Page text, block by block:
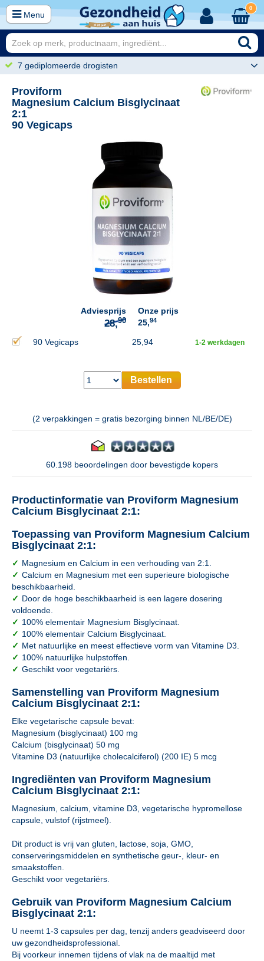
Menu
0
7 gediplomeerde drogisten
Proviform
Magnesium Calcium Bisglycinaat
2:1
90 Vegicaps
Adviesprijs
28,90
Onze prijs
25,94
90 Vegicaps 25,94 1-2 werkdagen
Bestellen
(2 verpakkingen = gratis bezorging binnen NL/BE/DE)
60.198 beoordelingen door bevestigde kopers
Productinformatie van Proviform Magnesium
Calcium Bisglycinaat 2:1:
Toepassing van Proviform Magnesium Calcium
Bisglycinaat 2:1:
✓ Magnesium en Calcium in een verhouding van 2:1.
✓ Calcium en Magnesium met een superieure biologische
beschikbaarheid.
✓ Door de hoge beschikbaarheid is een lagere dosering
voldoende.
✓ 100% elementair Magnesium Bisglycinaat.
✓ 100% elementair Calcium Bisglycinaat.
✓ Met natuurlijke en meest effectieve vorm van Vitamine D3.
✓ 100% natuurlijke hulpstoffen.
✓ Geschikt voor vegetariërs.
Samenstelling van Proviform Magnesium
Calcium Bisglycinaat 2:1:
Elke vegetarische capsule bevat:
Magnesium (bisglycinaat) 100 mg
Calcium (bisglycinaat) 50 mg
Vitamine D3 (natuurlijke cholecalciferol) (200 IE) 5 mcg
Ingrediënten van Proviform Magnesium
Calcium Bisglycinaat 2:1:
Magnesium, calcium, vitamine D3, vegetarische hypromellose
capsule, vulstof (rijstmeel).
Dit product is vrij van gluten, lactose, soja, GMO,
conserveringsmiddelen en synthetische geur-, kleur- en
smaakstoffen.
Geschikt voor vegetariërs.
Gebruik van Proviform Magnesium Calcium
Bisglycinaat 2:1:
U neemt 1-3 capsules per dag, tenzij anders geadviseerd door
uw gezondheidsprofessional.
Bij voorkeur innemen tijdens of vlak na de maaltijd met